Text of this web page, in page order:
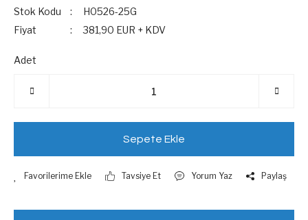
Stok Kodu
H0526-25G
Fiyat
381,90 EUR + KDV
Adet
Sepete Ekle
Tavsiye Et Yorum Yaz Paylaş